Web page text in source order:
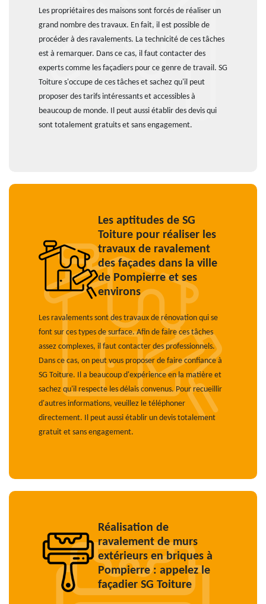
Les propriétaires des maisons sont forcés de réaliser un
grand nombre des travaux. En fait, il est possible de
procéder à des ravalements. La technicité de ces tâches
est à remarquer. Dans ce cas, il faut contacter des
experts comme les façadiers pour ce genre de travail. SG
Toiture s'occupe de ces tâches et sachez qu'il peut
proposer des tarifs intéressants et accessibles à
beaucoup de monde. Il peut aussi établir des devis qui
sont totalement gratuits et sans engagement.
Les aptitudes de SG
Toiture pour réaliser les
travaux de ravalement
des façades dans la ville
de Pompierre et ses
environs
Les ravalements sont des travaux de rénovation qui se
font sur ces types de surface. Afin de faire ces tâches
assez complexes, il faut contacter des professionnels.
Dans ce cas, on peut vous proposer de faire confiance à
SG Toiture. Il a beaucoup d'expérience en la matière et
sachez qu'il respecte les délais convenus. Pour recueillir
d'autres informations, veuillez le téléphoner
directement. Il peut aussi établir un devis totalement
gratuit et sans engagement.
Réalisation de
ravalement de murs
extérieurs en briques à
Pompierre : appelez le
façadier SG Toiture